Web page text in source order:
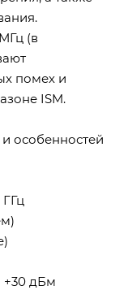
(в
помех и
ISM.
особенностей
ГГц
+30 дБм